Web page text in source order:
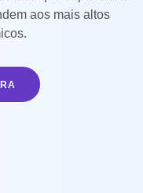
ZH
aos mais altos